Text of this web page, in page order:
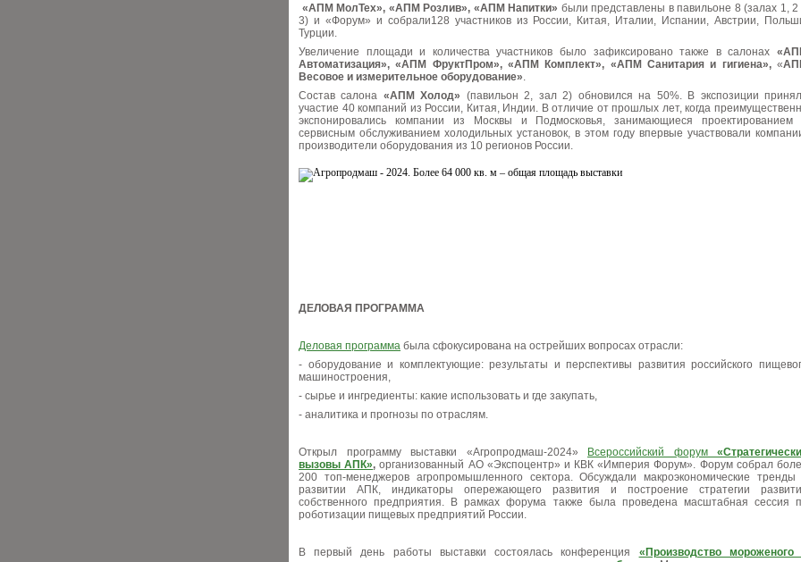
«АПМ МолТех», «АПМ Розлив», «АПМ Напитки» были представлены в павильоне 8 (залах 1, 2
3) и «Форум» и собрали128 участников из России, Китая, Италии, Испании, Австрии,
Турции.
Увеличение площади и количества участников было зафиксировано также в салонах
Автоматизация», «АПМ ФруктПром», «AПМ Комплект», «АПМ Санитария и гигиена»,«
Весовое и измерительное оборудование».
Состав салона «АПМ Холод» (павильон 2, зал 2) обновился на 50%. В экспозиции
участие 40 компаний из России, Китая, Индии. В отличие от прошлых лет, когда
экспонировались компании из Москвы и Подмосковья, занимающиеся проектированием
сервисным обслуживанием холодильных установок, в этом году впервые участвовали
производители оборудования из 10 регионов России.
ДЕЛОВАЯ ПРОГРАММА
Деловая программа была сфокусирована на острейших вопросах отрасли:
- оборудование и комплектующие: результаты и перспективы развития российского
машиностроения,
- сырье и ингредиенты: какие использовать и где закупать,
- аналитика и прогнозы по отраслям.
Открыл программу выставки «Агропродмаш-2024» Всероссийский форум
вызовы АПК»,организованный АО «Экспоцентр» и КВК «Империя Форум». Форум собрал
200 топ-менеджеров агропромышленного сектора. Обсуждали макроэкономические тренды
развитии АПК, индикаторы опережающего развития и построение стратегии
собственного предприятия. В рамках форума также была проведена масштабная сессия
роботизации пищевых предприятий России.
В первый день работы выставки состоялась конференция «Производство мороженого